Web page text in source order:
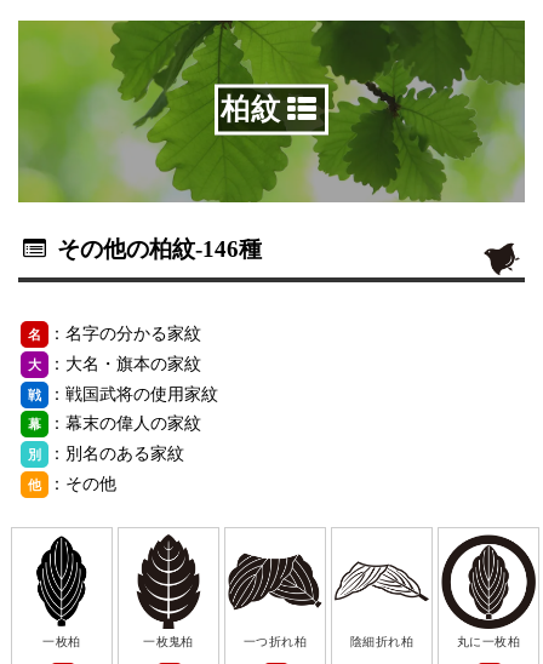
柏紋
その他の柏紋-146種
名 ：名字の分かる家紋
大 ：大名・旗本の家紋
戦 ：戦国武将の使用家紋
幕 ：幕末の偉人の家紋
別 ：別名のある家紋
他 ：その他
一枚柏 一枚鬼柏 一つ折れ柏 陰細折れ柏 丸に一枚柏